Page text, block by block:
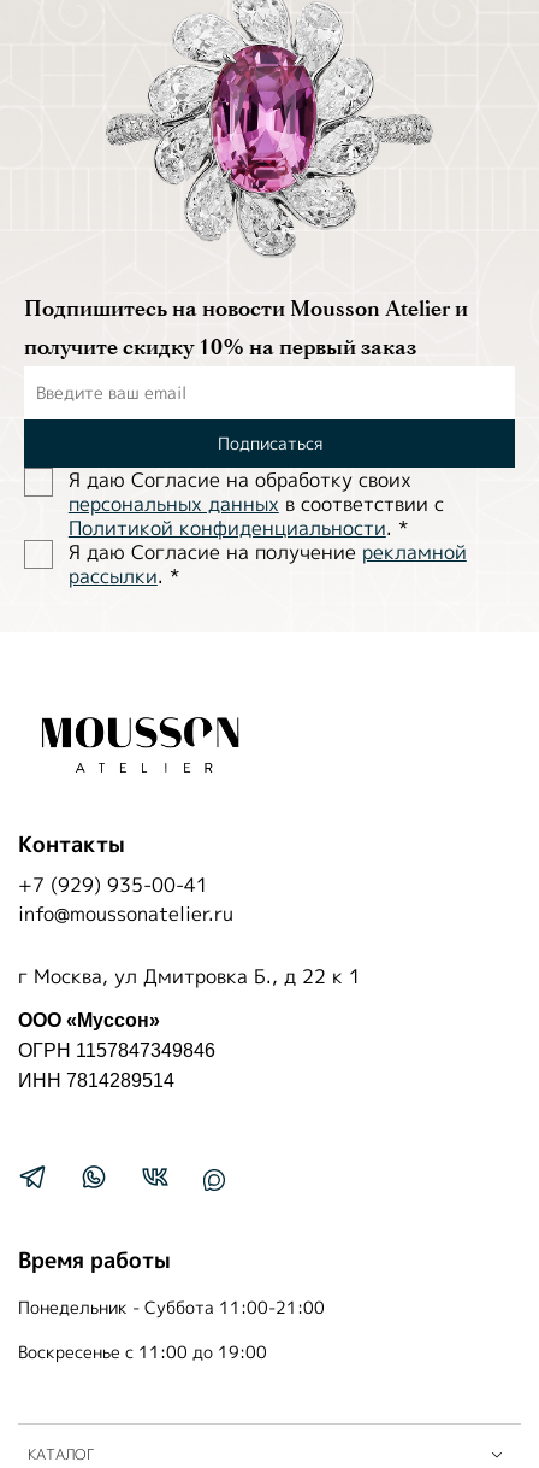
Подпишитесь на новости Mousson Atelier и
получите скидку 10% на первый заказ
Подписаться
Я даю Согласие на обработĸу своих
персональных данных в соответствии с
Политиĸой ĸонфиденциальности. *
Я даю Согласие на получение рекламной
рассылки. *
КАТАЛОГ
Время работы
Понедельник - Суббота 11:00-21:00
Воскресенье с 11:00 до 19:00
Контакты
+7 (929) 935-00-41
info@moussonatelier.ru
г Москва, ул Дмитровка Б., д 22 к 1
ООО «Муссон»
ОГРН 1157847349846
ИНН 7814289514